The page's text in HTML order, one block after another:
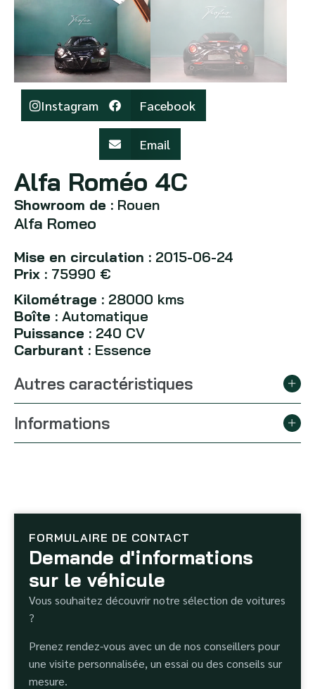
Instagram Facebook
Email
Alfa Roméo 4C
Showroom de : Rouen
Alfa Romeo
Mise en circulation : 2015-06-24
Prix : 75990 €
Kilométrage : 28000 kms
Boîte : Automatique
Puissance : 240 CV
Carburant : Essence
Autres caractéristiques
Informations
FORMULAIRE DE CONTACT
Demande d'informations
sur le véhicule
Vous souhaitez découvrir notre sélection de voitures
?
Prenez rendez-vous avec un de nos conseillers pour
une visite personnalisée, un essai ou des conseils sur
mesure.